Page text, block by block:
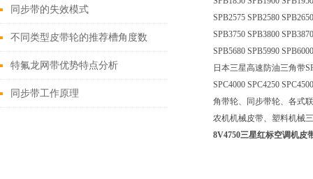
同步带的失效模式
不同类型皮带轮的推荐槽角度数
特氟龙网带优势特点分析
同步带工作原理
SPB2575 SPB2580
SPB3750 SPB3800
SPB5680 SPB5990
日本三星高速防油三角带
SPC4000 SPC4250
角带轮、同步带轮、各式
农机机械皮带、塑料机械
8V4750三星红标空调机皮